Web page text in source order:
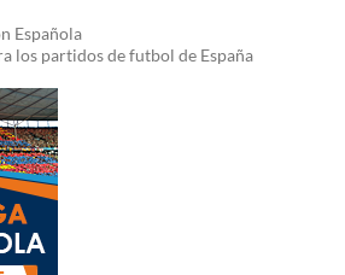
Española
los partidos de futbol de España